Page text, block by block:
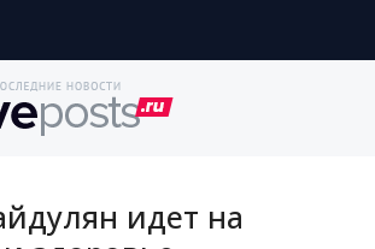
идет на